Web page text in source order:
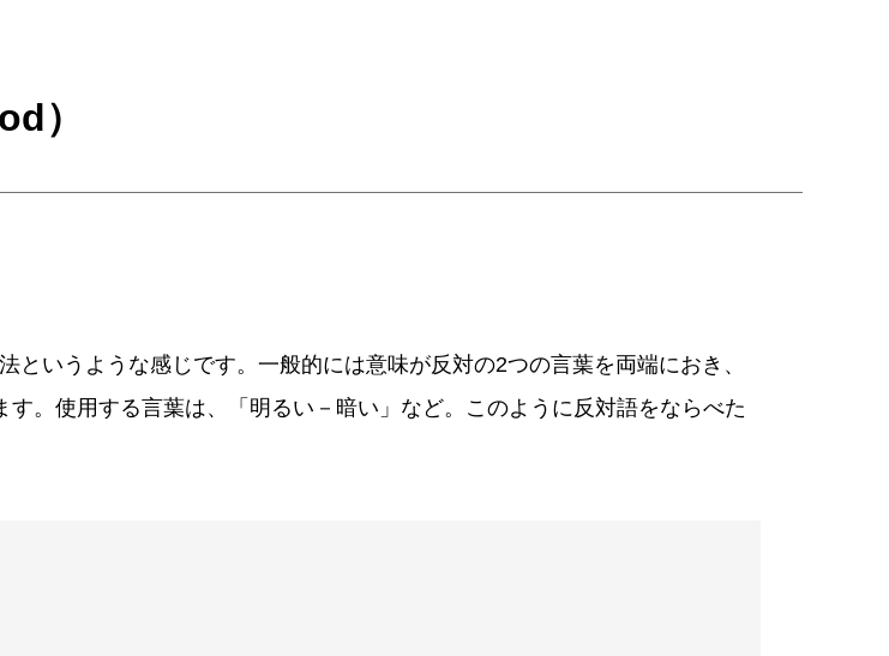
）
いうような感じです。一般的には意味が反対の2つの言葉を両端におき、
。使用する言葉は、「明るい－暗い」など。このように反対語をならべた